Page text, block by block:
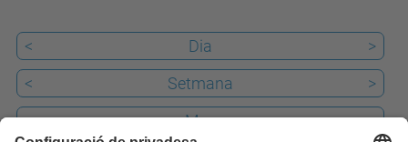
< Dia
>
<
Setmana
>
<
Mes >